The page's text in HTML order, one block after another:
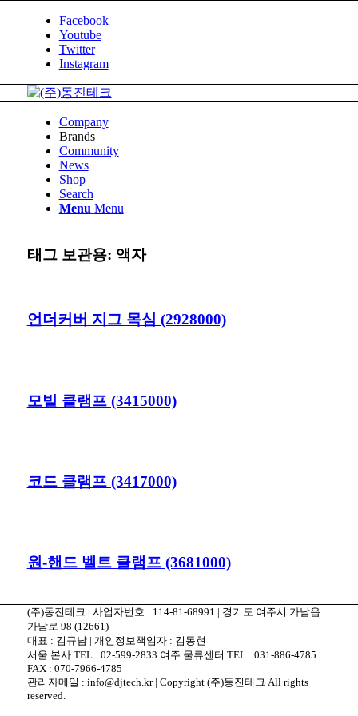
Facebook
Youtube
Twitter
Instagram
Company
Brands
Community
News
Shop
Search
Menu Menu
태그 보관용: 액자
언더커버 지그 목심 (2928000)
모빌 클램프 (3415000)
코드 클램프 (3417000)
원-핸드 벨트 클램프 (3681000)
(주)동진테크 | 사업자번호 : 114-81-68991 | 경기도 여주시 가남읍
가남로 98 (12661)
대표 : 김규남 | 개인정보책임자 : 김동현
서울 본사 TEL : 02-599-2833 여주 물류센터 TEL : 031-886-4785 |
FAX : 070-7966-4785
관리자메일 : info@djtech.kr | Copyright (주)동진테크 All rights
reserved.